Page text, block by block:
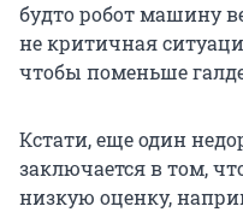
будто робот машину
не критичная
чтобы поменьше
Кстати, еще один
заключается в том,
низкую оценку,